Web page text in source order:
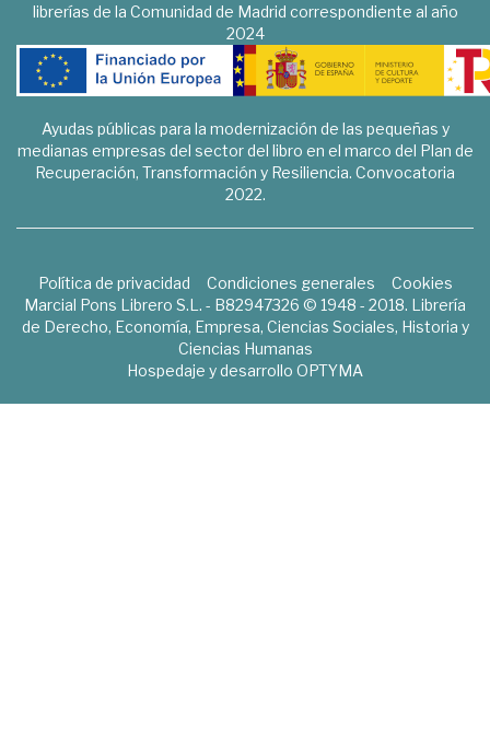
librerías de la Comunidad de Madrid correspondiente al año
2024
Ayudas públicas para la modernización de las pequeñas y
medianas empresas del sector del libro en el marco del Plan de
Recuperación, Transformación y Resiliencia. Convocatoria
2022.
Política de privacidad Condiciones generales
Cookies
Marcial Pons Librero S.L. - B82947326 © 1948 - 2018. Librería
de Derecho, Economía, Empresa, Ciencias Sociales, Historia y
Ciencias Humanas
Hospedaje y desarrollo OPTYMA